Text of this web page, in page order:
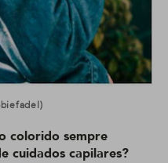
colorido sempre
cuidados capilares?